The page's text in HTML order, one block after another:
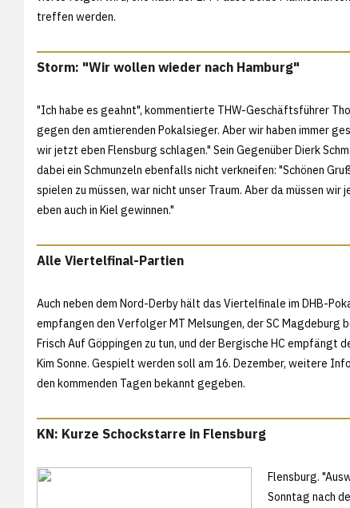
treffen werden.
Storm: "Wir wollen wieder nach Hamburg"
"Ich habe es geahnt", kommentierte THW-Geschäftsführer
gegen den amtierenden Pokalsieger. Aber wir haben immer
wir jetzt eben Flensburg schlagen." Sein Gegenüber Dierk
dabei ein Schmunzeln ebenfalls nicht verkneifen: "Schönen
spielen zu müssen, war nicht unser Traum. Aber da müssen
eben auch in Kiel gewinnen."
Alle Viertelfinal-Partien
Auch neben dem Nord-Derby hält das Viertelfinale im DHB-
empfangen den Verfolger MT Melsungen, der SC Magdeburg
Frisch Auf Göppingen zu tun, und der Bergische HC empfängt
Kim Sonne. Gespielt werden soll am 16. Dezember, weitere
den kommenden Tagen bekannt gegeben.
KN: Kurze Schockstarre in Flensburg
Flensburg.
Sonntag nach